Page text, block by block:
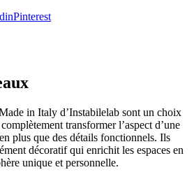
Pinterest
in Italy d’Instabilelab sont un choix
transformer l’aspect d’une
plus que des détails fonctionnels. Ils
décoratif qui enrichit les espaces en
unique et personnelle.